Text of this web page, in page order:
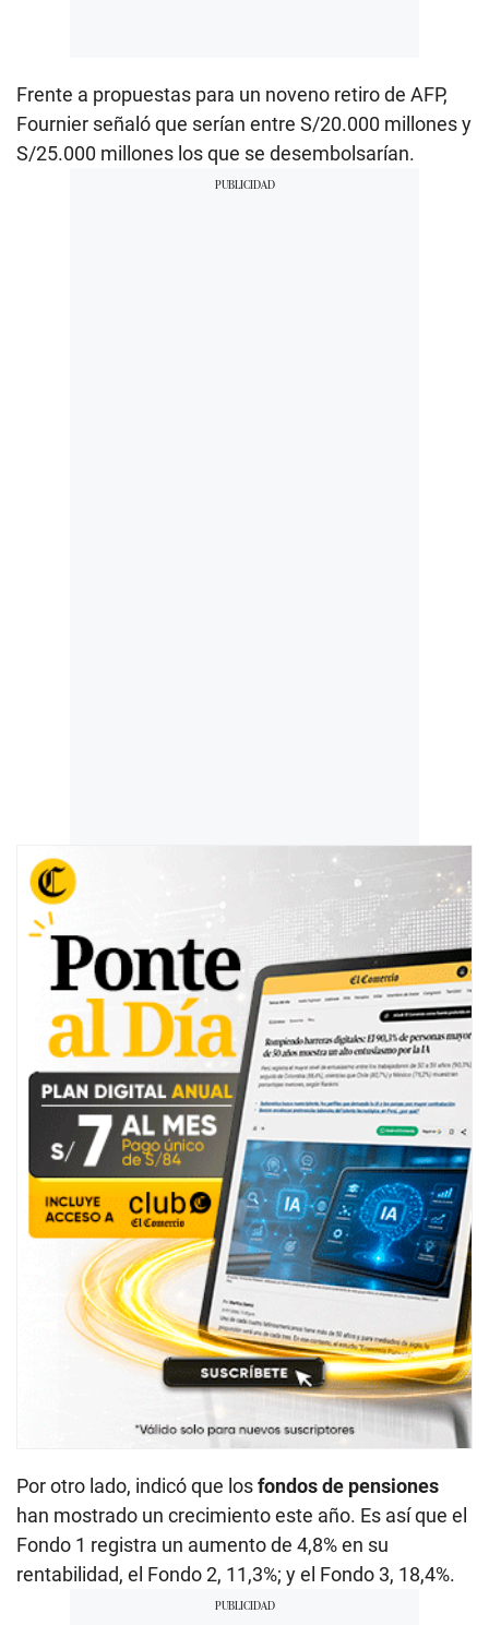
Frente a propuestas para un noveno retiro de AFP,
Fournier señaló que serían entre S/20.000 millones y
S/25.000 millones los que se desembolsarían.
Por otro lado, indicó que losfondos de pensiones
han mostrado un crecimiento este año. Es así que el
Fondo 1 registra un aumento de 4,8% en su
rentabilidad, el Fondo 2, 11,3%; y el Fondo 3, 18,4%.